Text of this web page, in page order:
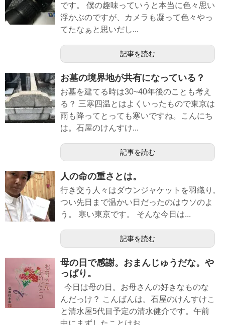
です。 僕の趣味っていうと本当に色々思い
浮かぶのですが、カメラも凝って色々やっ
てたなぁと思いだし...
記事を読む
お墓の境界地が共有になっている？
お墓を建てる時は30~40年後のことも考え
る？ 三寒四温とはよくいったもので東京は
雨も降ってとっても寒いですね。こんにち
は。石屋のけんすけ...
記事を読む
人の命の重さとは。
行き交う人々はダウンジャケットを羽織り,
つい先日まで温かい日だったのはウソのよ
う。 寒い東京です。 そんな今日は...
記事を読む
母の日で感謝。おまんじゅうだな。や
っぱり。
今日は母の日。お母さんの好きなものな
んだっけ？ こんばんは。石屋のけんすけこ
と清水屋5代目予定の清水健介です。午前
中にまずしたことはお...